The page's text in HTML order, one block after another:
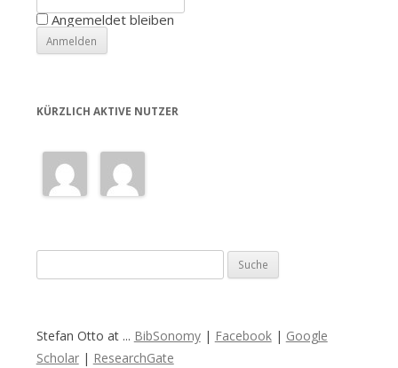
h Angemeldet bleiben
KÜRZLICH AKTIVE NUTZER
u
h
e
Stefan Otto at ... BibSonomy| Facebook| Google
Scholar| ResearchGate